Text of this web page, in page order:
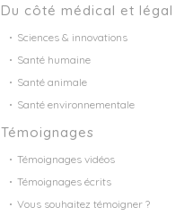
Du côté médical et légal
Sciences & innovations
Santé humaine
Santé animale
Santé environnementale
Témoignages
Témoignages vidéos
Témoignages écrits
Vous souhaitez témoigner ?